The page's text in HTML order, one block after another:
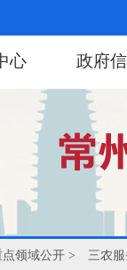
心 政府
点领域公开 > 三农